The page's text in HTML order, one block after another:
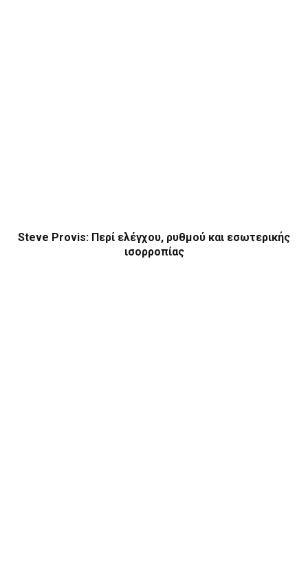
Steve Provis: Περί ελέγχου, ρυθμού και εσωτερικής
ισορροπίας